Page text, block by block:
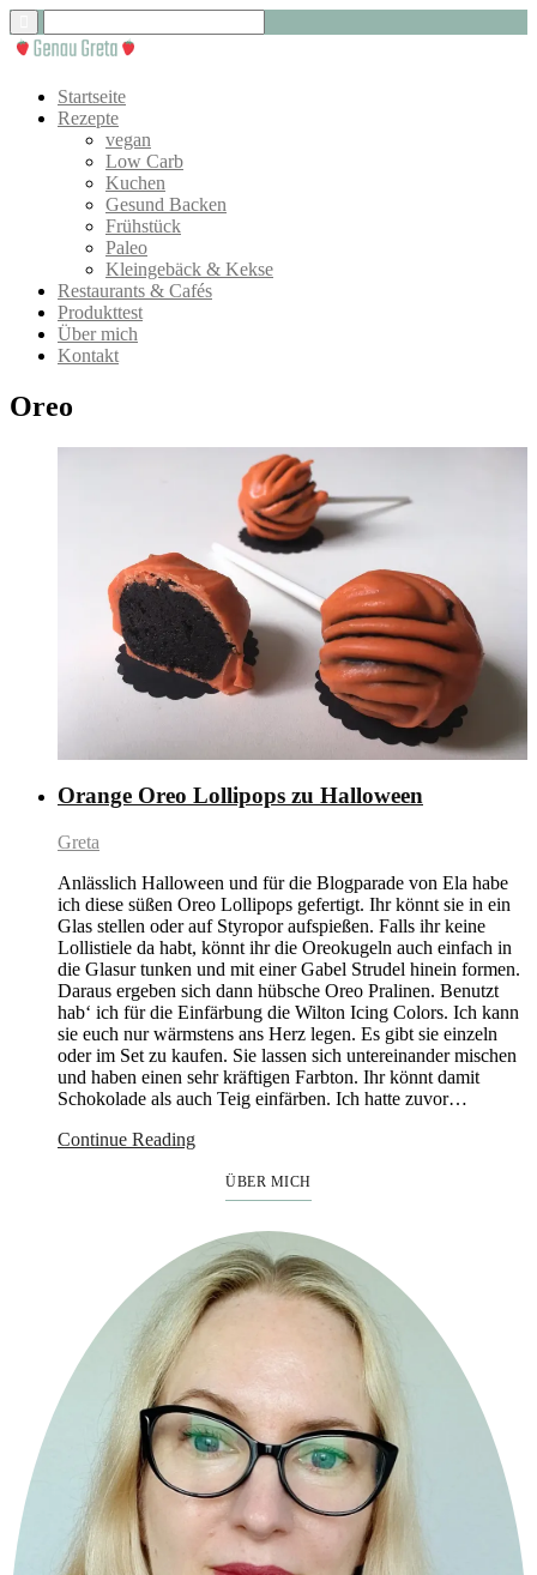
Startseite
Rezepte
vegan
Low Carb
Kuchen
Gesund Backen
Frühstück
Paleo
Kleingebäck & Kekse
Restaurants & Cafés
Produkttest
Über mich
Kontakt
Oreo
Orange Oreo Lollipops zu Halloween
Greta
Anlässlich Halloween und für die Blogparade von Ela habe
ich diese süßen Oreo Lollipops gefertigt. Ihr könnt sie in ein
Glas stellen oder auf Styropor aufspießen. Falls ihr keine
Lollistiele da habt, könnt ihr die Oreokugeln auch einfach in
die Glasur tunken und mit einer Gabel Strudel hinein formen.
Daraus ergeben sich dann hübsche Oreo Pralinen. Benutzt
hab‘ ich für die Einfärbung die Wilton Icing Colors. Ich kann
sie euch nur wärmstens ans Herz legen. Es gibt sie einzeln
oder im Set zu kaufen. Sie lassen sich untereinander mischen
und haben einen sehr kräftigen Farbton. Ihr könnt damit
Schokolade als auch Teig einfärben. Ich hatte zuvor…
Continue Reading
ÜBER MICH